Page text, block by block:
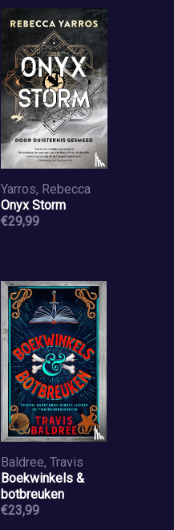
Yarros, Rebecca
Onyx Storm
€29,99
Baldree, Travis
Boekwinkels &
botbreuken
€23,99